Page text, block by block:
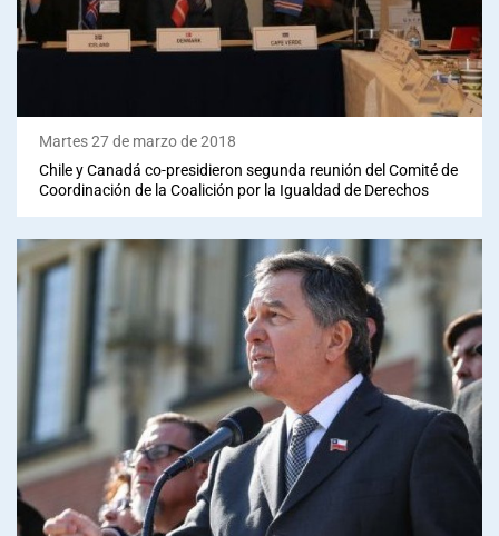
Martes 27 de marzo de 2018
Chile y Canadá co-presidieron segunda reunión del Comité de
Coordinación de la Coalición por la Igualdad de Derechos